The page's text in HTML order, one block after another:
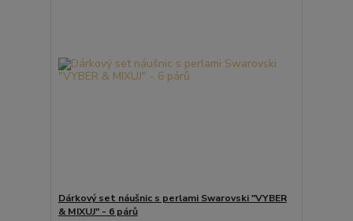
Dárkový set náušnic s perlami Swarovski "VYBER
& MIXUJ" - 6 párů